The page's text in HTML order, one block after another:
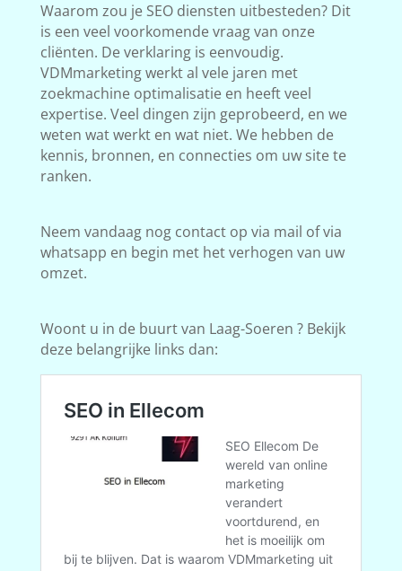
Waarom zou je SEO diensten uitbesteden? Dit
is een veel voorkomende vraag van onze
cliënten. De verklaring is eenvoudig.
VDMmarketing werkt al vele jaren met
zoekmachine optimalisatie en heeft veel
expertise. Veel dingen zijn geprobeerd, en we
weten wat werkt en wat niet. We hebben de
kennis, bronnen, en connecties om uw site te
ranken.
Neem vandaag nog contact op via mail of via
whatsapp en begin met het verhogen van uw
omzet.
Woont u in de buurt van Laag-Soeren ? Bekijk
deze belangrijke links dan: